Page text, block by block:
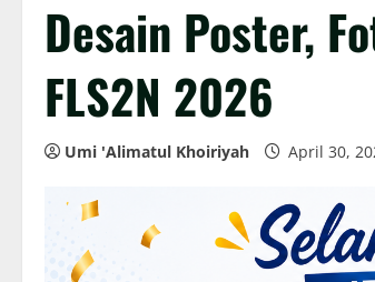
Desain Poster,
FLS2N 2026
Umi 'Alimatul Khoiriyah April 30,